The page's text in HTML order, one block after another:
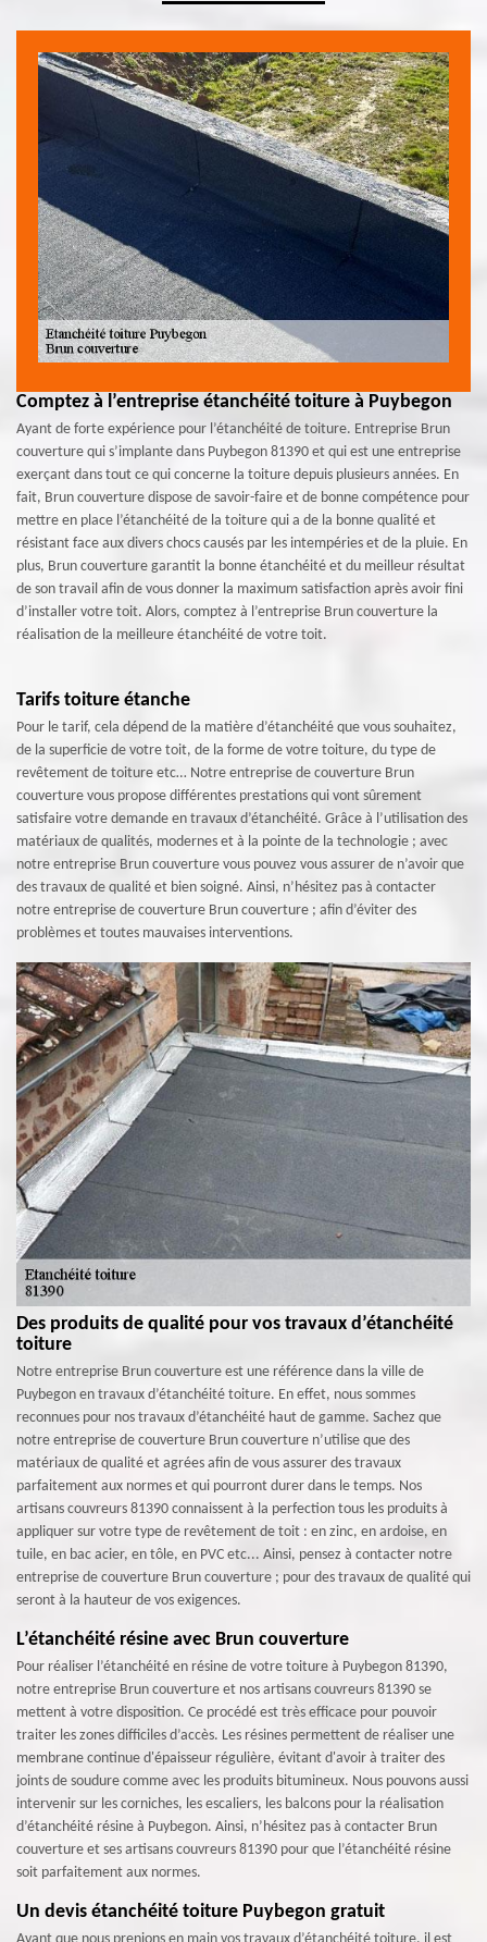
Comptez à l’entreprise étanchéité toiture à Puybegon
Ayant de forte expérience pour l’étanchéité de toiture. Entreprise Brun
couverture qui s’implante dans Puybegon 81390 et qui est une entreprise
exerçant dans tout ce qui concerne la toiture depuis plusieurs années. En
fait, Brun couverture dispose de savoir-faire et de bonne compétence pour
mettre en place l’étanchéité de la toiture qui a de la bonne qualité et
résistant face aux divers chocs causés par les intempéries et de la pluie. En
plus, Brun couverture garantit la bonne étanchéité et du meilleur résultat
de son travail afin de vous donner la maximum satisfaction après avoir fini
d’installer votre toit. Alors, comptez à l’entreprise Brun couverture la
réalisation de la meilleure étanchéité de votre toit.
Tarifs toiture étanche
Pour le tarif, cela dépend de la matière d’étanchéité que vous souhaitez,
de la superficie de votre toit, de la forme de votre toiture, du type de
revêtement de toiture etc… Notre entreprise de couverture Brun
couverture vous propose différentes prestations qui vont sûrement
satisfaire votre demande en travaux d’étanchéité. Grâce à l’utilisation des
matériaux de qualités, modernes et à la pointe de la technologie ; avec
notre entreprise Brun couverture vous pouvez vous assurer de n’avoir que
des travaux de qualité et bien soigné. Ainsi, n’hésitez pas à contacter
notre entreprise de couverture Brun couverture ; afin d’éviter des
problèmes et toutes mauvaises interventions.
Des produits de qualité pour vos travaux d’étanchéité
toiture
Notre entreprise Brun couverture est une référence dans la ville de
Puybegon en travaux d’étanchéité toiture. En effet, nous sommes
reconnues pour nos travaux d’étanchéité haut de gamme. Sachez que
notre entreprise de couverture Brun couverture n’utilise que des
matériaux de qualité et agrées afin de vous assurer des travaux
parfaitement aux normes et qui pourront durer dans le temps. Nos
artisans couvreurs 81390 connaissent à la perfection tous les produits à
appliquer sur votre type de revêtement de toit : en zinc, en ardoise, en
tuile, en bac acier, en tôle, en PVC etc... Ainsi, pensez à contacter notre
entreprise de couverture Brun couverture ; pour des travaux de qualité qui
seront à la hauteur de vos exigences.
L’étanchéité résine avec Brun couverture
Pour réaliser l’étanchéité en résine de votre toiture à Puybegon 81390,
notre entreprise Brun couverture et nos artisans couvreurs 81390 se
mettent à votre disposition. Ce procédé est très efficace pour pouvoir
traiter les zones difficiles d’accès. Les résines permettent de réaliser une
membrane continue d'épaisseur régulière, évitant d'avoir à traiter des
joints de soudure comme avec les produits bitumineux. Nous pouvons aussi
intervenir sur les corniches, les escaliers, les balcons pour la réalisation
d’étanchéité résine à Puybegon. Ainsi, n’hésitez pas à contacter Brun
couverture et ses artisans couvreurs 81390 pour que l’étanchéité résine
soit parfaitement aux normes.
Un devis étanchéité toiture Puybegon gratuit